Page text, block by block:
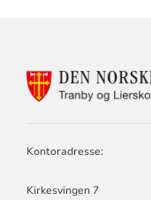
Kontoradresse:
Kirkesvingen 7